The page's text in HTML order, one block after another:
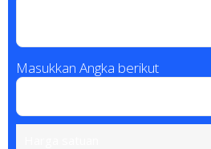
Masukkan Angka berikut